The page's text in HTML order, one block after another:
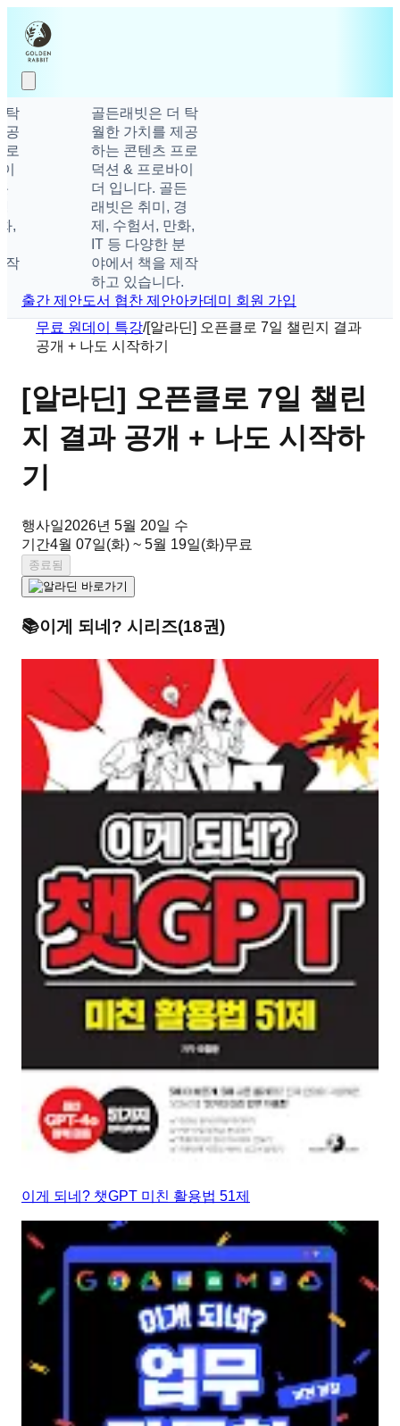
골든래빗은 더 탁
월한 가치를 제공
하는 콘텐츠 프로
덕션 & 프로바이
더 입니다. 골든
래빗은 취미, 경
제, 수험서, 만화,
IT 등 다양한 분
야에서 책을 제작
하고 있습니다.
출간 제안도서 협찬 제안아카데미 회원 가입
무료 원데이 특강/[알라딘] 오픈클로 7일 챌린지 결과
공개 + 나도 시작하기
[알라딘] 오픈클로 7일 챌린
지 결과 공개 + 나도 시작하
기
행사일2026년 5월 20일 수
기간4월 07일(화) ~ 5월 19일(화)무료
종료됨
📚이게 되네? 시리즈(18권)
이게 되네? 챗GPT 미친 활용법 51제